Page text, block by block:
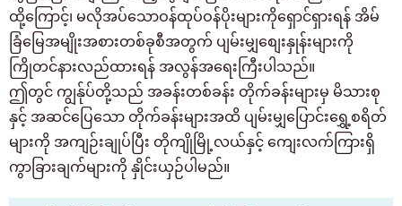
ထို့ကြောင့်၊ မလိုအပ်သောဝန်ထုပ်ဝန်ပိုးများကိုရှောင်ရှားရန် အိမ်
ခြံမြေအမျိုးအစားတစ်ခုစီအတွက် ပျမ်းမျှစျေးနှုန်းများကို
ကြိုတင်နားလည်ထားရန် အလွန်အရေးကြီးပါသည်။
ဤတွင် ကျွန်ုပ်တို့သည် အခန်းတစ်ခန်း တိုက်ခန်းများမှ မိသားစု
နှင့် အဆင်ပြေသော တိုက်ခန်းများအထိ ပျမ်းမျှပြောင်းရွှေ့စရိတ်
များကို အကျဉ်းချုပ်ပြီး တိုကျိုမြို့လယ်နှင့် ကျေးလက်ကြားရှိ
ကွာခြားချက်များကို နှိုင်းယှဉ်ပါမည်။